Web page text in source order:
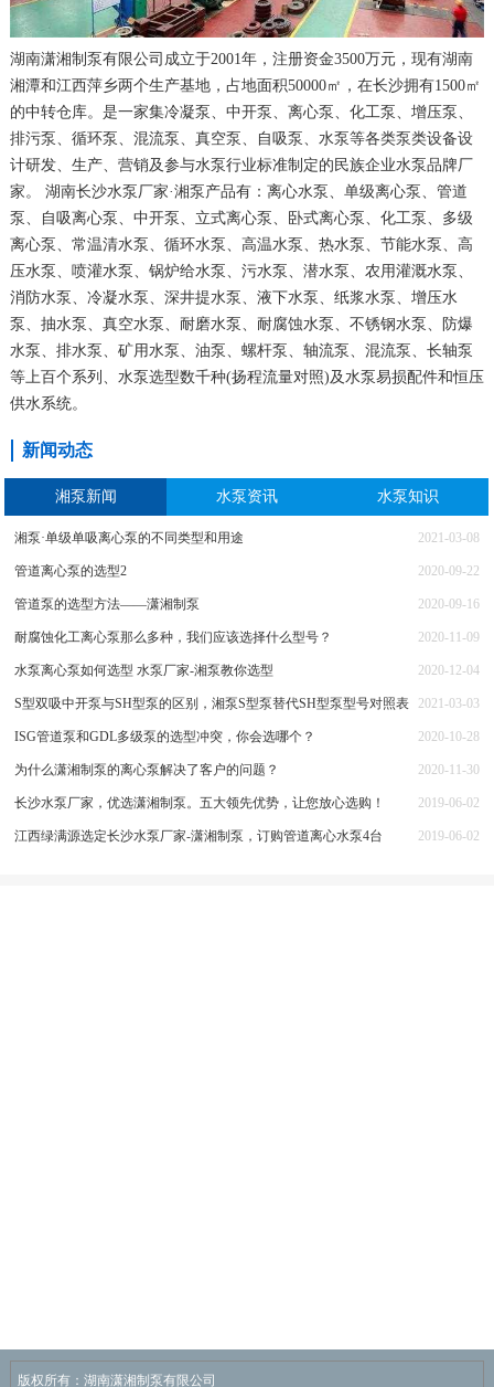
湖南潇湘制泵有限公司成立于2001年，注册资金3500万元，现有湖南
湘潭和江西萍乡两个生产基地，占地面积50000㎡，在长沙拥有1500㎡
的中转仓库。是一家集冷凝泵、中开泵、离心泵、化工泵、增压泵、
排污泵、循环泵、混流泵、真空泵、自吸泵、水泵等各类泵类设备设
计研发、生产、营销及参与水泵行业标准制定的民族企业水泵品牌厂
家。 湖南长沙水泵厂家·湘泵产品有：离心水泵、单级离心泵、管道
泵、自吸离心泵、中开泵、立式离心泵、卧式离心泵、化工泵、多级
离心泵、常温清水泵、循环水泵、高温水泵、热水泵、节能水泵、高
压水泵、喷灌水泵、锅炉给水泵、污水泵、潜水泵、农用灌溉水泵、
消防水泵、冷凝水泵、深井提水泵、液下水泵、纸浆水泵、增压水
泵、抽水泵、真空水泵、耐磨水泵、耐腐蚀水泵、不锈钢水泵、防爆
水泵、排水泵、矿用水泵、油泵、螺杆泵、轴流泵、混流泵、长轴泵
等上百个系列、水泵选型数千种(扬程流量对照)及水泵易损配件和恒压
供水系统。
新闻动态
湘泵新闻 水泵资讯 水泵知识
湘泵·单级单吸离心泵的不同类型和用途 2021-03-08
管道离心泵的选型2 2020-09-22
管道泵的选型方法——潇湘制泵 2020-09-16
耐腐蚀化工离心泵那么多种，我们应该选择什么型号？ 2020-11-09
水泵离心泵如何选型 水泵厂家-湘泵教你选型 2020-12-04
S型双吸中开泵与SH型泵的区别，湘泵S型泵替代SH型泵型号对照表 2021-03-03
ISG管道泵和GDL多级泵的选型冲突，你会选哪个？ 2020-10-28
为什么潇湘制泵的离心泵解决了客户的问题？ 2020-11-30
长沙水泵厂家，优选潇湘制泵。五大领先优势，让您放心选购！ 2019-06-02
江西绿满源选定长沙水泵厂家-潇湘制泵，订购管道离心水泵4台 2019-06-02
版权所有：湖南潇湘制泵有限公司